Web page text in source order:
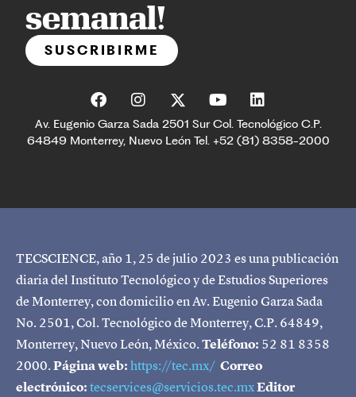
semanal!
SUSCRIBIRME
Av. Eugenio Garza Sada 2501 Sur Col. Tecnológico C.P.
64849 Monterrey, Nuevo León Tel. +52 (81) 8358-2000
TECSCIENCE, año 1, 25 de julio 2023 es una publicación
diaria del Instituto Tecnológico y de Estudios Superiores
de Monterrey, con domicilio en Av. Eugenio Garza Sada
No. 2501, Col. Tecnológico de Monterrey, C.P. 64849,
Monterrey, Nuevo León, México.Teléfono: 52 81 8358
2000.Página web:https://tec.mx/ Correo
electrónico:tecservices@servicios.tec.mxEditor